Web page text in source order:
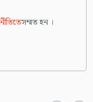
সম্মত হন ।